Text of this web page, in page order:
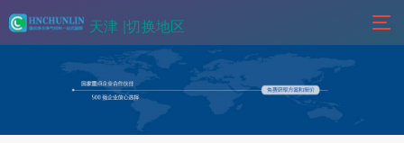
天津 |切换地区